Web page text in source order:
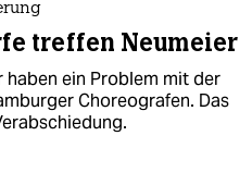
treffen Neumeier
ein Problem mit der
Choreografen. Das